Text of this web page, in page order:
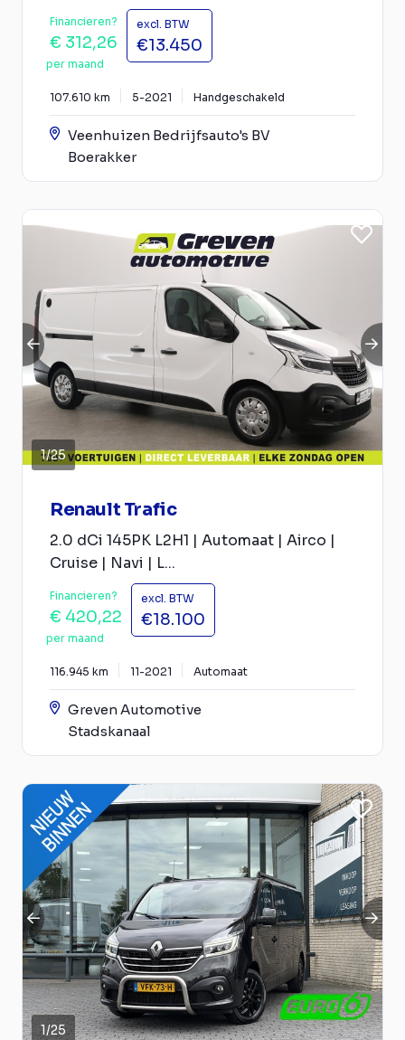
Financieren?
€ 312,26
per maand
excl. BTW
€13.450
107.610 km 5-2021 Handgeschakeld
Veenhuizen Bedrijfsauto's BV
Boerakker
1/25
Renault Trafic
2.0 dCi 145PK L2H1 | Automaat | Airco |
Cruise | Navi | L...
Financieren?
€ 420,22
per maand
excl. BTW
€18.100
116.945 km 11-2021 Automaat
Greven Automotive
Stadskanaal
1/25